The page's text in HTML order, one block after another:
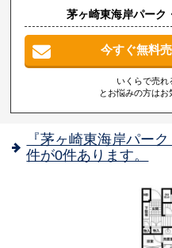
茅ヶ崎東海岸パーク
今すぐ無料
いくらで売れ
とお悩みの方はお
『茅ヶ崎東海岸パー
件が0件あります。